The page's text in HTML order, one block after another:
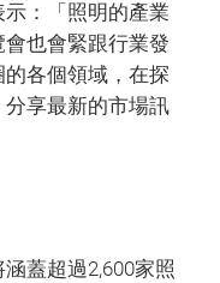
：「照明的產業
也會緊跟行業發
各個領域，在探
享最新的市場訊
蓋超過2,600家照